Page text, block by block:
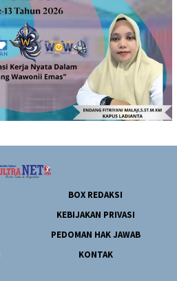
BOX REDAKSI
KEBIJAKAN PRIVASI
PEDOMAN HAK JAWAB
KONTAK